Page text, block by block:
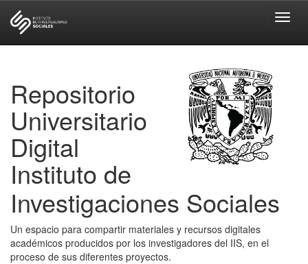
Repositorio
Universitario
Digital
Instituto de
Investigaciones Sociales
Un espacio para compartir materiales y recursos digitales
académicos producidos por los investigadores del IIS, en el
proceso de sus diferentes proyectos.